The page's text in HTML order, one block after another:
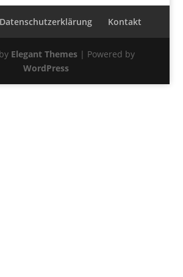
Datenschutzerklärung Kontakt
Elegant Themes| Powered by
WordPress